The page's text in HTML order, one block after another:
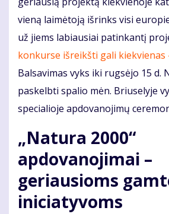
vieną laimėtoją išrinks visi
už jiems labiausiai patinkantį
konkurse išreikšti gali kiekvienas
Balsavimas vyks iki rugsėjo 15 d.
paskelbti spalio mėn. Briuselyje
specialioje apdovanojimų
„Natura 2000“
apdovanojimai –
geriausioms
iniciatyvoms